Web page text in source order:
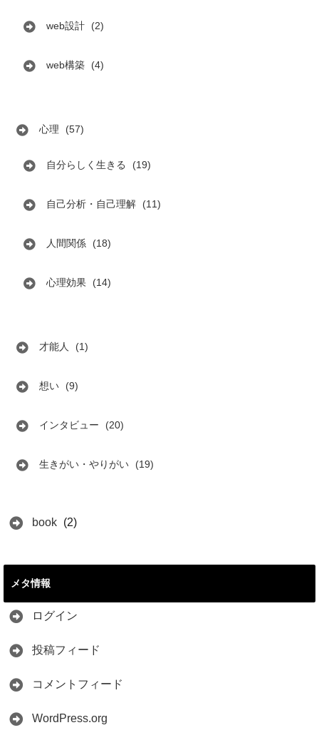
web設計 (2)
web構築 (4)
心理 (57)
自分らしく生きる (19)
自己分析・自己理解 (11)
人間関係 (18)
心理効果 (14)
才能人 (1)
想い (9)
インタビュー (20)
生きがい・やりがい (19)
book (2)
メタ情報
ログイン
投稿フィード
コメントフィード
WordPress.org